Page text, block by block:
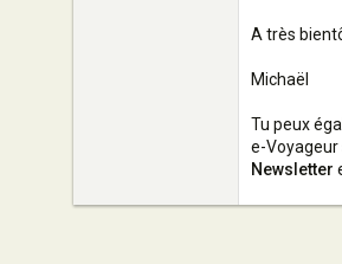
A très
Michaël
Tu peux
e-Voyageur
Newsletter